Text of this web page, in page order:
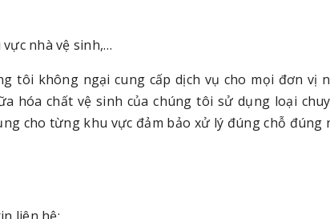
nhà vệ sinh,…
tôi không ngại cung cấp dịch vụ cho mọi đơn vị
hóa chất vệ sinh của chúng tôi sử dụng loại
cho từng khu vực đảm bảo xử lý đúng chỗ đúng